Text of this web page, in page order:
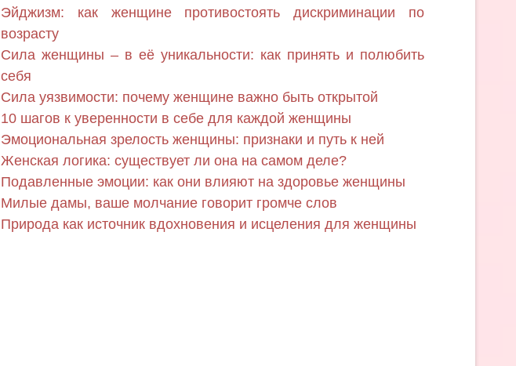
Эйджизм: как женщине противостоять дискриминации по
возрасту
Сила женщины – в её уникальности: как принять и полюбить
себя
Сила уязвимости: почему женщине важно быть открытой
10 шагов к уверенности в себе для каждой женщины
Эмоциональная зрелость женщины: признаки и путь к ней
Женская логика: существует ли она на самом деле?
Подавленные эмоции: как они влияют на здоровье женщины
Милые дамы, ваше молчание говорит громче слов
Природа как источник вдохновения и исцеления для женщины